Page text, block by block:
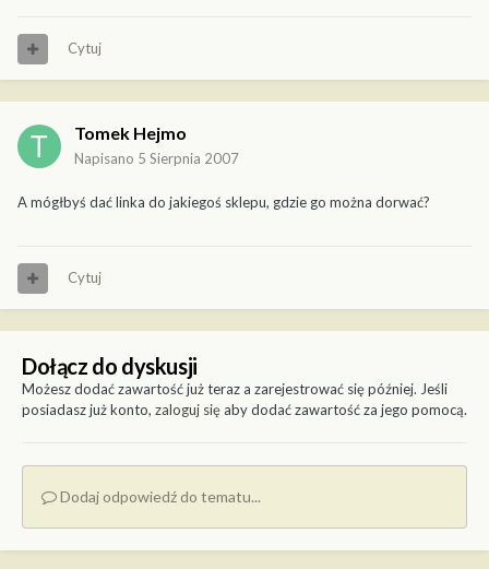
Cytuj
Tomek Hejmo
Napisano 5 Sierpnia 2007
A mógłbyś dać linka do jakiegoś sklepu, gdzie go można dorwać?
Cytuj
Dołącz do dyskusji
Możesz dodać zawartość już teraz a zarejestrować się później. Jeśli
posiadasz już konto, zaloguj sięaby dodać zawartość za jego pomocą.
Dodaj odpowiedź do tematu...